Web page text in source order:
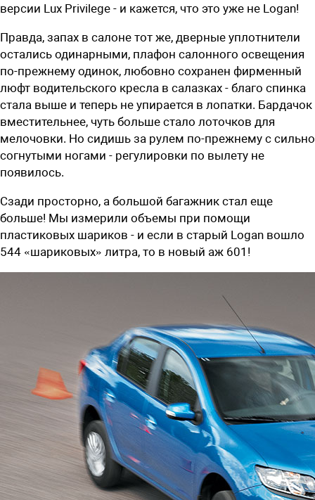
версии Lux Privilege - и кажется, что это уже не Logan!
Правда, запах в салоне тот же, дверные уплотнители
остались одинарными, плафон салонного освещения
по-прежнему одинок, любовно сохранен фирменный
люфт водительского кресла в салазках - благо спинка
стала выше и теперь не упирается в лопатки. Бардачок
вместительнее, чуть больше стало лоточков для
мелочовки. Но сидишь за рулем по-прежнему с сильно
согнутыми ногами - регулировки по вылету не
появилось.
Сзади просторно, а большой багажник стал еще
больше! Мы измерили объемы при помощи
пластиковых шариков - и если в старый Logan вошло
544 «шариковых» литра, то в новый аж 601!